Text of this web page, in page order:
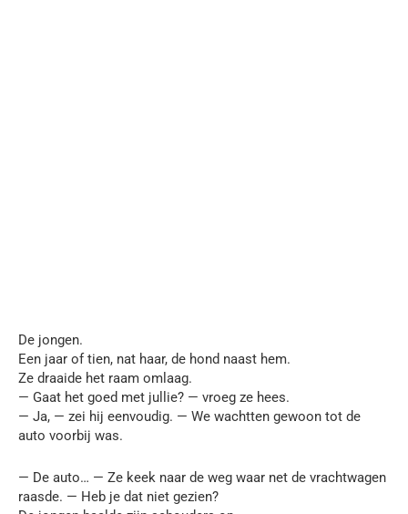
De jongen.
Een jaar of tien, nat haar, de hond naast hem.
Ze draaide het raam omlaag.
— Gaat het goed met jullie? — vroeg ze hees.
— Ja, — zei hij eenvoudig. — We wachtten gewoon tot de
auto voorbij was.
— De auto… — Ze keek naar de weg waar net de vrachtwagen
raasde. — Heb je dat niet gezien?